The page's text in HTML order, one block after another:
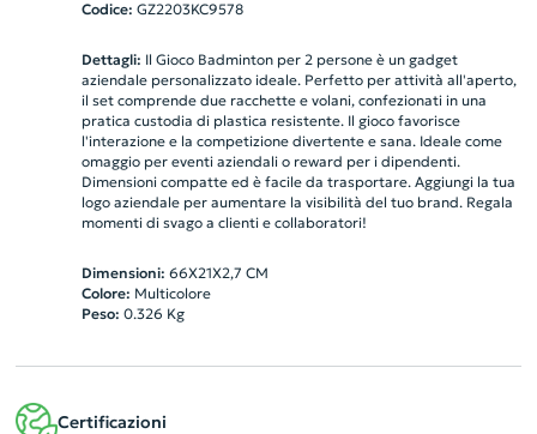
Codice: GZ2203KC9578
Dettagli: Il Gioco Badminton per 2 persone è un gadget
aziendale personalizzato ideale. Perfetto per attività all'aperto,
il set comprende due racchette e volani, confezionati in una
pratica custodia di plastica resistente. Il gioco favorisce
l'interazione e la competizione divertente e sana. Ideale come
omaggio per eventi aziendali o reward per i dipendenti.
Dimensioni compatte ed è facile da trasportare. Aggiungi la tua
logo aziendale per aumentare la visibilità del tuo brand. Regala
momenti di svago a clienti e collaboratori!
Dimensioni: 66X21X2,7 CM
Colore: Multicolore
Peso: 0.326 Kg
Certificazioni